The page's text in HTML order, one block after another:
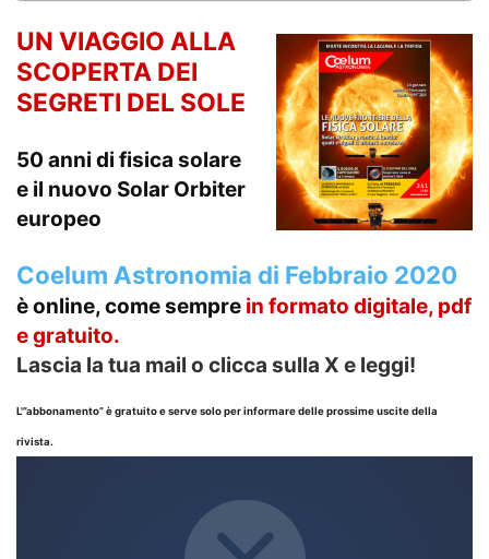
UN VIAGGIO ALLA
SCOPERTA DEI
SEGRETI DEL SOLE
50 anni di fisica solare
e il nuovo Solar Orbiter
europeo
Coelum Astronomia di Febbraio 2020
è online, come sempre in formato digitale, pdf
e gratuito.
Lascia la tua mail o clicca sulla X e leggi!
L'”abbonamento” è gratuito e serve solo per informare delle prossime uscite della
rivista.